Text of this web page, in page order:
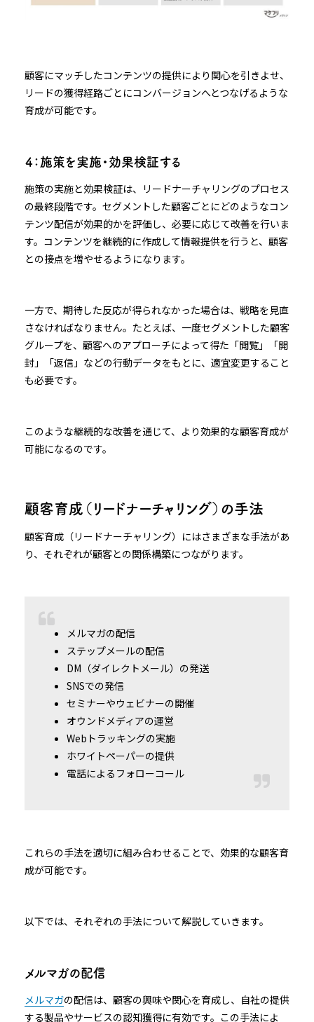
顧客にマッチしたコンテンツの提供により関心を引きよせ、
リードの獲得経路ごとにコンバージョンへとつなげるような
育成が可能です。
４：施策を実施・効果検証する
施策の実施と効果検証は、リードナーチャリングのプロセス
の最終段階です。セグメントした顧客ごとにどのようなコン
テンツ配信が効果的かを評価し、必要に応じて改善を行いま
す。コンテンツを継続的に作成して情報提供を行うと、顧客
との接点を増やせるようになります。
一方で、期待した反応が得られなかった場合は、戦略を見直
さなければなりません。たとえば、一度セグメントした顧客
グループを、顧客へのアプローチによって得た「閲覧」「開
封」「返信」などの行動データをもとに、適宜変更すること
も必要です。
このような継続的な改善を通じて、より効果的な顧客育成が
可能になるのです。
顧客育成（リードナーチャリング）の手法
顧客育成（リードナーチャリング）にはさまざまな手法があ
り、それぞれが顧客との関係構築につながります。
メルマガの配信
ステップメールの配信
DM（ダイレクトメール）の発送
SNSでの発信
セミナーやウェビナーの開催
オウンドメディアの運営
Webトラッキングの実施
ホワイトペーパーの提供
電話によるフォローコール
これらの手法を適切に組み合わせることで、効果的な顧客育
成が可能です。
以下では、それぞれの手法について解説していきます。
メルマガの配信
メルマガの配信は、顧客の興味や関心を育成し、自社の提供
する製品やサービスの認知獲得に有効です。この手法によ